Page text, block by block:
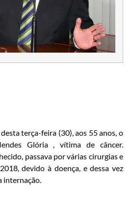
terça-feira (30), aos 55 anos, o
Glória , vítima de câncer.
passava por várias cirurgias e
devido à doença, e dessa vez
internação.